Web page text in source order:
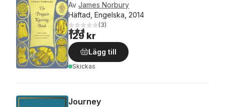
Av James Norbury
Häftad, Engelska, 2014
2,7utav 5 stjärnor. Totalt antal röster:
(3)
129 kr
Lägg till
Skickas
Journey